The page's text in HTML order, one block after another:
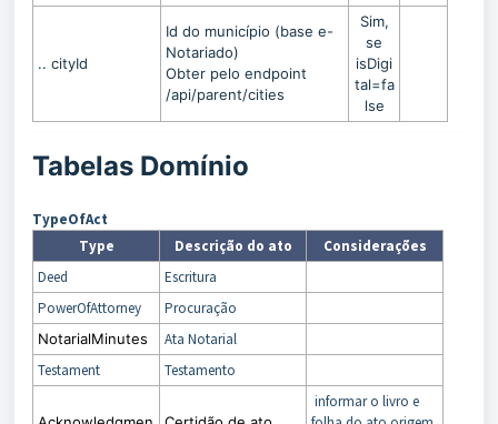
.. cityId
Id do município (base e-
Notariado)
Obter pelo endpoint
/api/parent/cities
Sim,
se
isDigi
tal=fa
lse
Tabelas Domínio
TypeOfAct
Type
Descrição do ato
Considerações
Deed
Escritura
PowerOfAttorney
Procuração
NotarialMinutes
Ata Notarial
Testament
Testamento
informar o livro e